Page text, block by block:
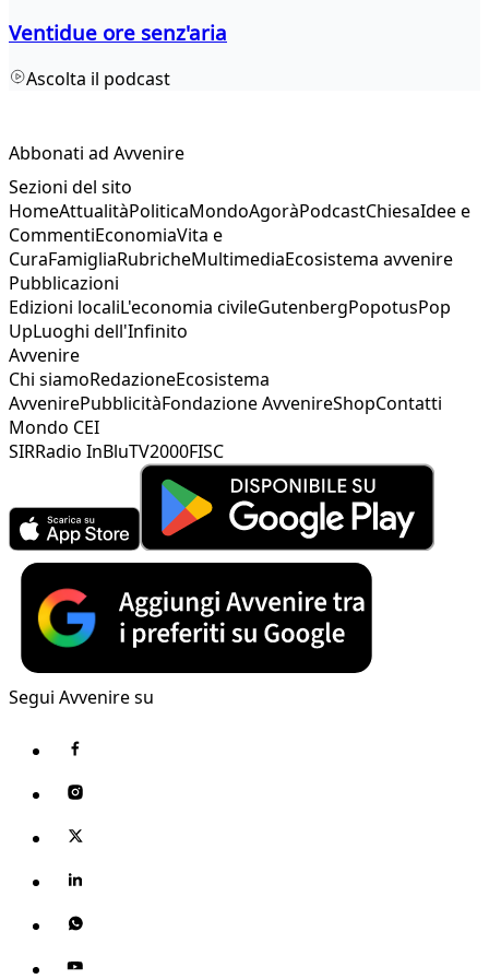
Ventidue ore senz'aria
Ascolta il podcast
Abbonati ad Avvenire
Sezioni del sito
HomeAttualitàPoliticaMondoAgoràPodcastChiesaIdee e
CommentiEconomiaVita e
CuraFamigliaRubricheMultimediaEcosistema avvenire
Pubblicazioni
Edizioni localiL'economia civileGutenbergPopotusPop
UpLuoghi dell'Infinito
Avvenire
Chi siamoRedazioneEcosistema
AvvenirePubblicitàFondazione AvvenireShopContatti
Mondo CEI
SIRRadio InBluTV2000FISC
Segui Avvenire su